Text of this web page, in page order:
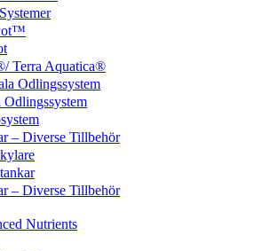
Terra Aquatica®
Odlingssystem
Odlingssystem
– Diverse Tillbehör
– Diverse Tillbehör
Nutrients